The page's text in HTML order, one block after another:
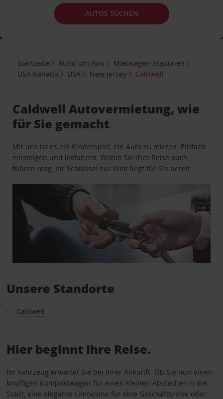
AUTOS SUCHEN
Startseite Rund um Avis
Mietwagen-Stationen
USA Kanada
USA New Jersey Caldwell
Caldwell Autovermietung, wie
für Sie gemacht
Mit uns ist es ein Kinderspiel, ein Auto zu mieten. Einfach
einsteigen und losfahren. Wohin Sie Ihre Reise auch
führen mag, Ihr Schlüssel zur Welt liegt für Sie bereit.
Unsere Standorte
Caldwell
Hier beginnt Ihre Reise.
Ihr Fahrzeug erwartet Sie bei Ihrer Ankunft. Ob Sie nun einen
knuffigen Kompaktwagen für einen kleinen Abstecher in die
Stadt, eine elegante Limousine für eine Geschäftsreise oder